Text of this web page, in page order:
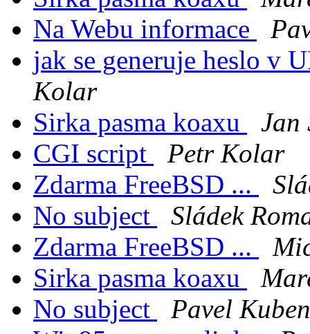
Na Webu informace
jak se generuje heslo v
Kolar
Sirka pasma koaxu
Jan
CGI script
Petr Kolar
Zdarma FreeBSD ...
No subject
Sládek
Zdarma FreeBSD ...
Sirka pasma koaxu
No subject
Pavel